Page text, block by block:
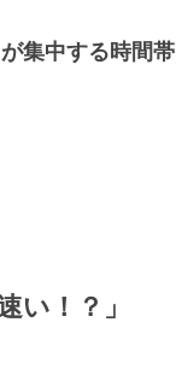
集中する時間
い！？」